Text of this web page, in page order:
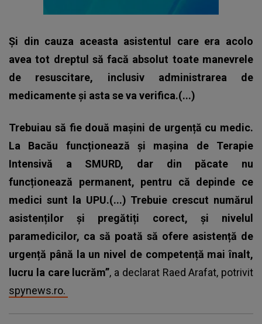
Și din cauza aceasta asistentul care era acolo
avea tot dreptul să facă absolut toate manevrele
de resuscitare, inclusiv administrarea de
medicamente și asta se va verifica.(...)
Trebuiau să fie două mașini de urgență cu medic.
La Bacău funcționează și mașina de Terapie
Intensivă a SMURD, dar din păcate nu
funcționează permanent, pentru că depinde ce
medici sunt la UPU.(...) Trebuie crescut numărul
asistenților și pregătiți corect, și nivelul
paramedicilor, ca să poată să ofere asistență de
urgență până la un nivel de competență mai înalt,
lucru la care lucrăm”, a declarat Raed Arafat, potrivit
spynews.ro.